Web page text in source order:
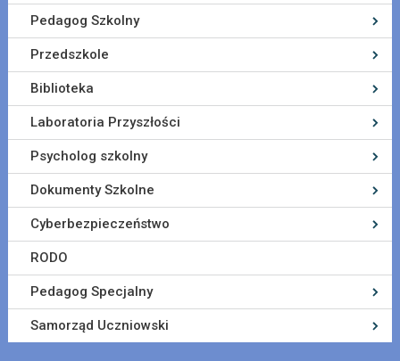
Pedagog Szkolny
Przedszkole
Biblioteka
Laboratoria Przyszłości
Psycholog szkolny
Dokumenty Szkolne
Cyberbezpieczeństwo
RODO
Pedagog Specjalny
Samorząd Uczniowski